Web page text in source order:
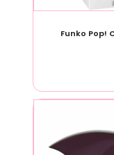
Funko Pop!